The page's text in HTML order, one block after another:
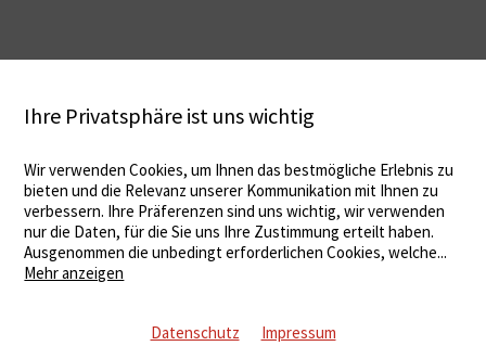
Ihre Privatsphäre ist uns wichtig
Wir verwenden Cookies, um Ihnen das bestmögliche Erlebnis zu
bieten und die Relevanz unserer Kommunikation mit Ihnen zu
verbessern. Ihre Präferenzen sind uns wichtig, wir verwenden
nur die Daten, für die Sie uns Ihre Zustimmung erteilt haben.
Ausgenommen die unbedingt erforderlichen Cookies, welche...
Mehr anzeigen
Datenschutz Impressum